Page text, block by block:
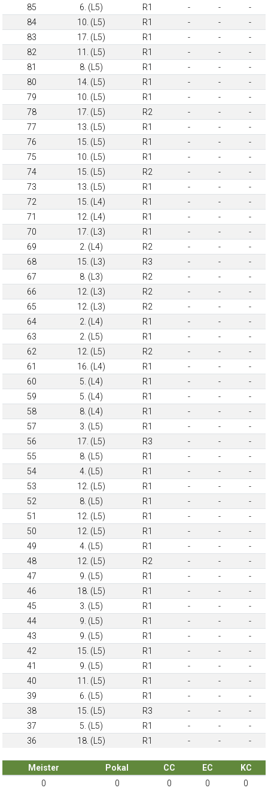
85 6. (L5) R1 - -
-
84
10. (L5) R1 - -
-
83
17. (L5) R1 - -
-
82
11. (L5) R1 - -
-
81
8. (L5) R1 - -
-
80
14. (L5) R1 - -
-
79
10. (L5) R1 - -
-
78
17. (L5) R2 - -
-
77
13. (L5) R1 - -
-
76
15. (L5) R1 - -
-
75
10. (L5) R1 - -
-
74
15. (L5) R2 - -
-
73
13. (L5) R1 - -
-
72
15. (L4) R1 - -
-
71
12. (L4) R1 - -
-
70
17. (L3) R1 - -
-
69
2. (L4) R2 - -
-
68
15. (L3) R3 - -
-
67
8. (L3) R2 - -
-
66
12. (L3) R2 - -
-
65
12. (L3) R2 - -
-
64
2. (L4) R1 - -
-
63
2. (L5) R1 - -
-
62
12. (L5) R2 - -
-
61
16. (L4) R1 - -
-
60
5. (L4) R1 - -
-
59
5. (L4) R1 - -
-
58
8. (L4) R1 - -
-
57
3. (L5) R1 - -
-
56
17. (L5) R3 - -
-
55
8. (L5) R1 - -
-
54
4. (L5) R1 - -
-
53
12. (L5) R1 - -
-
52
8. (L5) R1 - -
-
51
12. (L5) R1 - -
-
50
12. (L5) R1 - -
-
49
4. (L5) R1 - -
-
48
12. (L5) R2 - -
-
47
9. (L5) R1 - -
-
46
18. (L5) R1 - -
-
45
3. (L5) R1 - -
-
44
9. (L5) R1 - -
-
43
9. (L5) R1 - -
-
42
15. (L5) R1 - -
-
41
9. (L5) R1 - -
-
40
11. (L5) R1 - -
-
39
6. (L5) R1 - -
-
38
15. (L5) R3 - -
-
37
5. (L5) R1 - -
-
36
18. (L5) R1 - - -
Meister Pokal CC EC
KC
0
0 0 0 0